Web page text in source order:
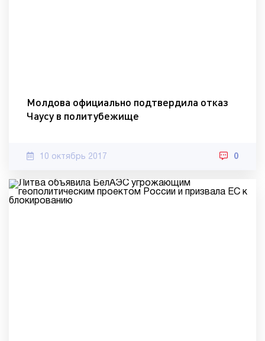
Молдова официально подтвердила отказ
Чаусу в политубежище
10 октябрь 2017 0